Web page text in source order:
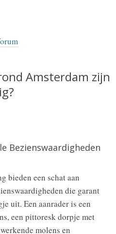
Amsterdam zijn
Bezienswaardigheden
bieden een schat aan
die garant
uit. Een aanrader is een
een pittoresk dorpje met
molens en